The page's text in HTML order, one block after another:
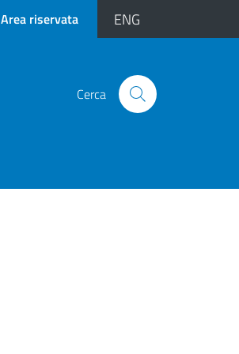
Area riservata ENG
Cerca